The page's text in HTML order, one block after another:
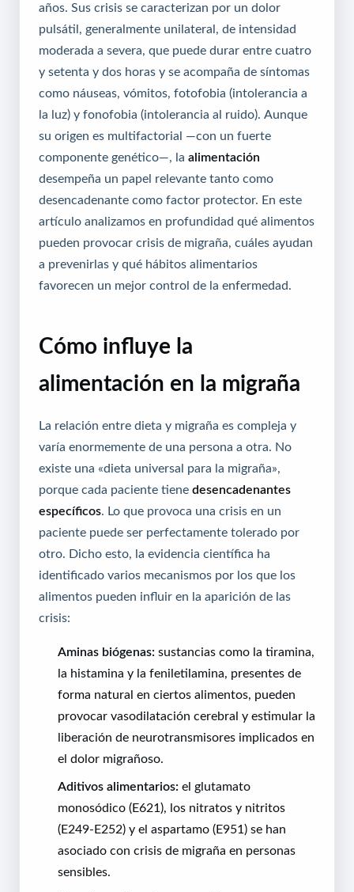
años. Sus crisis se caracterizan por un dolor
pulsátil, generalmente unilateral, de intensidad
moderada a severa, que puede durar entre cuatro
y setenta y dos horas y se acompaña de síntomas
como náuseas, vómitos, fotofobia (intolerancia a
la luz) y fonofobia (intolerancia al ruido). Aunque
su origen es multifactorial —con un fuerte
componente genético—, la alimentación
desempeña un papel relevante tanto como
desencadenante como factor protector. En este
artículo analizamos en profundidad qué alimentos
pueden provocar crisis de migraña, cuáles ayudan
a prevenirlas y qué hábitos alimentarios
favorecen un mejor control de la enfermedad.
Cómo influye la
alimentación en la migraña
La relación entre dieta y migraña es compleja y
varía enormemente de una persona a otra. No
existe una «dieta universal para la migraña»,
porque cada paciente tiene desencadenantes
específicos. Lo que provoca una crisis en un
paciente puede ser perfectamente tolerado por
otro. Dicho esto, la evidencia científica ha
identificado varios mecanismos por los que los
alimentos pueden influir en la aparición de las
crisis:
Aminas biógenas: sustancias como la tiramina,
la histamina y la feniletilamina, presentes de
forma natural en ciertos alimentos, pueden
provocar vasodilatación cerebral y estimular la
liberación de neurotransmisores implicados en
el dolor migrañoso.
Aditivos alimentarios: el glutamato
monosódico (E621), los nitratos y nitritos
(E249-E252) y el aspartamo (E951) se han
asociado con crisis de migraña en personas
sensibles.